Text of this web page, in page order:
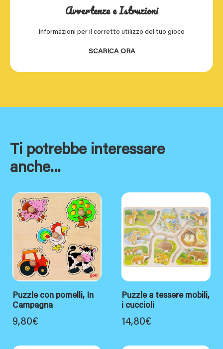
Avvertenze e Istruzioni
Informazioni per il corretto utilizzo del tuo gioco
SCARICA ORA
Ti potrebbe interessare
anche...
Puzzle con pomelli, In
Campagna
9,80€
Puzzle a tessere mobili,
i cuccioli
14,80€